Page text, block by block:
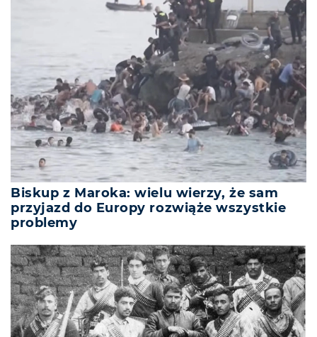
Biskup z Maroka: wielu wierzy, że sam
przyjazd do Europy rozwiąże wszystkie
problemy